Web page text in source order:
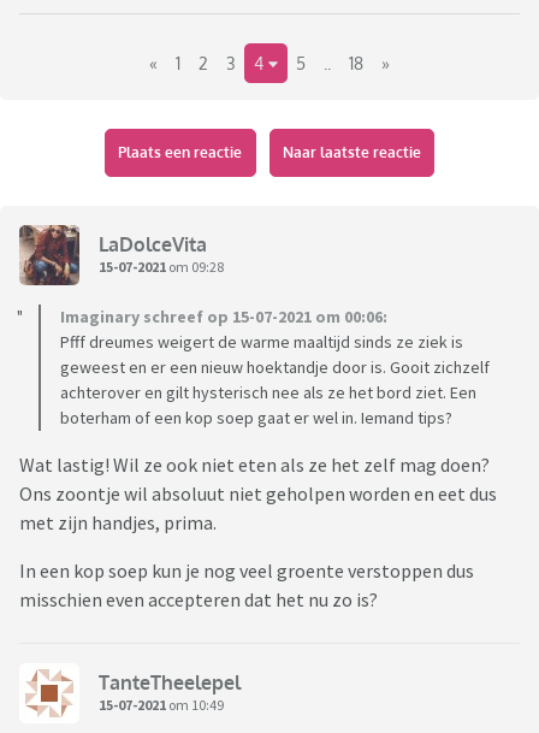
Minipatat is nu bijna 17 maanden (ik betrapte me erop dat ik
nu moet gaan tellen haha), loopt nog niet, praat nog
en begint echt al een mensje te worden.
Ik ben benieuwd wie volgt
« 1 2 3 4 5 18 »
Plaats een reactie Naar laatste reactie
LaDolceVita
15-07-2021 om 09:28
Imaginary schreef op 15-07-2021 om 00:06:
Pfff dreumes weigert de warme maaltijd sinds ze ziek is
geweest en er een nieuw hoektandje door is. Gooit zichzelf
achterover en gilt hysterisch nee als ze het bord ziet. Een
boterham of een kop soep gaat er wel in. Iemand tips?
Wat lastig! Wil ze ook niet eten als ze het zelf mag doen?
Ons zoontje wil absoluut niet geholpen worden en eet dus
met zijn handjes, prima.
In een kop soep kun je nog veel groente verstoppen dus
misschien even accepteren dat het nu zo is?
TanteTheelepel
15-07-2021 om 10:49